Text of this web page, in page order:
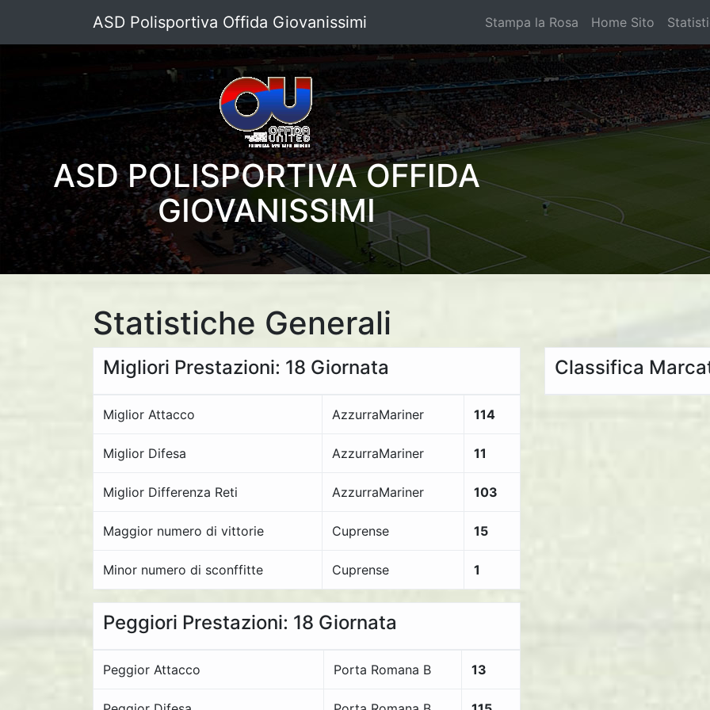
ASD Polisportiva Offida Giovanissimi Stampa la Rosa Home Sito
ASD POLISPORTIVA OFFIDA
GIOVANISSIMI
Statistiche Generali
Migliori Prestazioni: 18 Giornata
Miglior Attacco AzzurraMariner 114
Miglior Difesa AzzurraMariner 11
Miglior Differenza Reti AzzurraMariner 103
Maggior numero di vittorie Cuprense 15
Minor numero di sconffitte Cuprense 1
Peggiori Prestazioni: 18 Giornata
Peggior Attacco Porta Romana B 13
Classifica